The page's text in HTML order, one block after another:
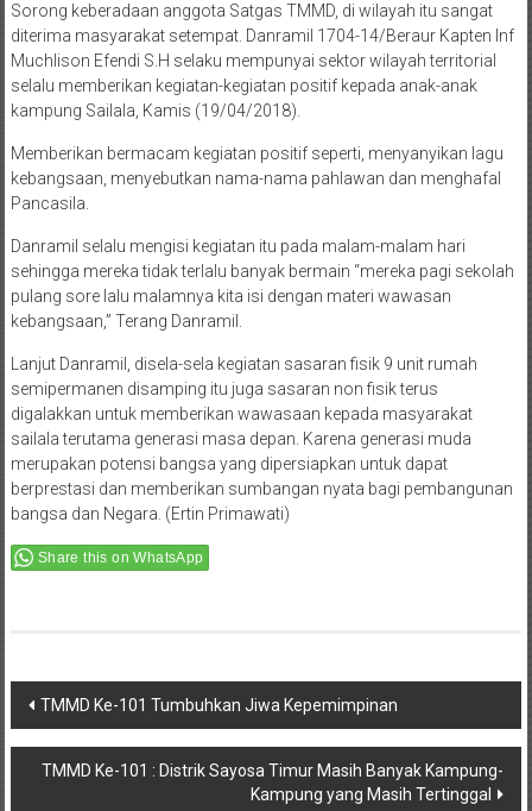
Sorong keberadaan anggota Satgas TMMD, di wilayah itu sangat
diterima masyarakat setempat. Danramil 1704-14/Beraur Kapten Inf
Muchlison Efendi S.H selaku mempunyai sektor wilayah territorial
selalu memberikan kegiatan-kegiatan positif kepada anak-anak
kampung Sailala, Kamis (19/04/2018).
Memberikan bermacam kegiatan positif seperti, menyanyikan lagu
kebangsaan, menyebutkan nama-nama pahlawan dan menghafal
Pancasila.
Danramil selalu mengisi kegiatan itu pada malam-malam hari
sehingga mereka tidak terlalu banyak bermain “mereka pagi sekolah
pulang sore lalu malamnya kita isi dengan materi wawasan
kebangsaan,” Terang Danramil.
Lanjut Danramil, disela-sela kegiatan sasaran fisik 9 unit rumah
semipermanen disamping itu juga sasaran non fisik terus
digalakkan untuk memberikan wawasaan kepada masyarakat
sailala terutama generasi masa depan. Karena generasi muda
merupakan potensi bangsa yang dipersiapkan untuk dapat
berprestasi dan memberikan sumbangan nyata bagi pembangunan
bangsa dan Negara. (Ertin Primawati)
Share this on WhatsApp
Post
navigation
TMMD Ke-101 Tumbuhkan Jiwa Kepemimpinan
TMMD Ke-101 : Distrik Sayosa Timur Masih Banyak Kampung-
Kampung yang Masih Tertinggal